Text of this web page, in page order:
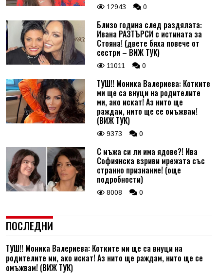
12943 0
Близо година след раздялата:
Ивана РАЗТЪРСИ с истината за
Стояна! (двете бяха повече от
сестри – ВИЖ ТУК)
11011 0
ТУШ!! Моника Валериева: Котките
ми ще са внуци на родителите
ми, ако искат! Аз нито ще
раждам, нито ще се омъжвам!
(ВИЖ ТУК)
9373 0
С мъжа си ли има ядове?! Ива
Софиянска взриви мрежата със
странно признание! (още
подробности)
8008 0
ПОСЛЕДНИ
ТУШ!! Моника Валериева: Котките ми ще са внуци на
родителите ми, ако искат! Аз нито ще раждам, нито ще се
омъжвам! (ВИЖ ТУК)